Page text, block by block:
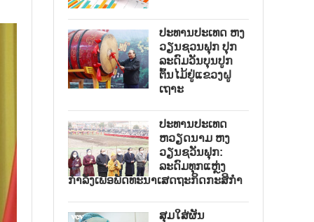
ປະທານປະເທດ ຫງ
ວຽນຊວນຟຸກ ປຸກ
ລະດົມວັນບຸນປູກ
ຕົ້ນໄມ້ຢູ່ແຂວງຝູ
ເຖາະ
ປະທານປະເທດ
ຫວຽດນາມ ຫງ
ວຽນຊວັນຟຸກ:
ລະດົມທຸກແຫຼ່ງ
ກຳລັງເພື່ອພັດທະນາເສດຖະກິດກະສິກຳ
ສຸມໃສ່ຜັນ